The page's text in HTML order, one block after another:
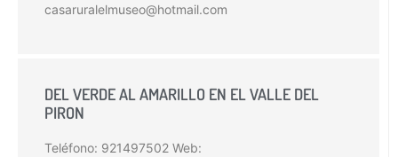
casaruralelmuseo@hotmail.com
DEL VERDE AL AMARILLO EN EL VALLE DEL
PIRON
Teléfono: 921497502 Web: